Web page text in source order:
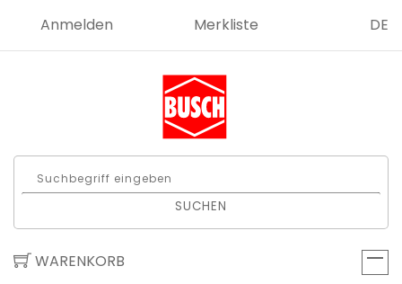
Anmelden Merkliste DE
SUCHEN
WARENKORB